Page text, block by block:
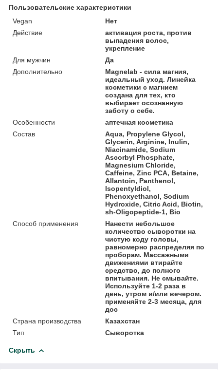
Пользовательские характеристики
Vegan
Нет
Действие
активация роста, против
выпадения волос,
укрепление
Для мужчин
Да
Дополнительно
Magnelab - сила магния,
идеальный уход. Линейка
косметики с магнием
создана для тех, кто
выбирает осознанную
заботу о себе.
Особенности
аптечная косметика
Состав
Aqua, Propylene Glycol,
Glycerin, Arginine, Inulin,
Niacinamide, Sodium
Ascorbyl Phosphate,
Magnesium Chloride,
Caffeine, Zinc PCA, Betaine,
Allantoin, Panthenol,
Isopentyldiol,
Phenoxyethanol, Sodium
Hydroxide, Citric Acid, Biotin,
sh-Oligopeptide-1, Bio
Способ применения
Нанести небольшое
количество сыворотки на
чистую коду головы,
равномерно распределяя по
проборам. Массажными
движениями втирайте
средство, до полного
впитывания. Не смывайте.
Используйте 1-2 раза в
день, утром и/или вечером.
применяйте 2-3 месяца, для
дос
Страна производства
Казахстан
Тип
Сыворотка
Скрыть